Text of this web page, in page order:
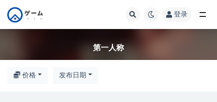
登录
第一人称
价格 发布日期